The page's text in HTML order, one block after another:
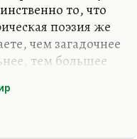
то, что
поэзия же
чем загадочнее
тем большее
изгибов
в это